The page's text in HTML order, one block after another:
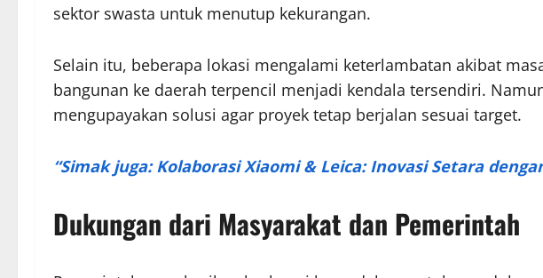
sektor swasta untuk menutup kekurangan.
Selain itu, beberapa lokasi mengalami keterlambatan akibat
bangunan ke daerah terpencil menjadi kendala tersendiri.
mengupayakan solusi agar proyek tetap berjalan sesuai target.
“Simak juga: Kolaborasi Xiaomi & Leica: Inovasi Setara
Dukungan dari Masyarakat dan Pemerintah